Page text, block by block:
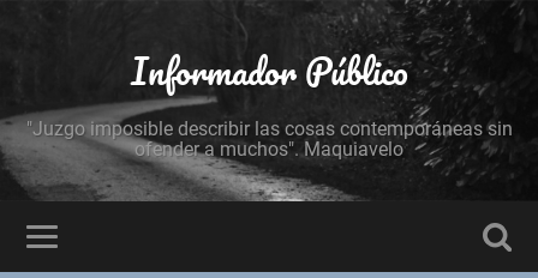
Informador Público
"Juzgo imposible describir las cosas contemporáneas sin
ofender a muchos". Maquiavelo